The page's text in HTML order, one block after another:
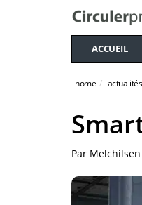
ACCUEIL
home actualités
Par